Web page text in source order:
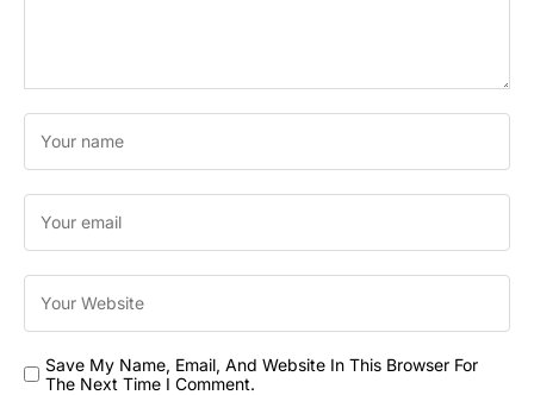
Save My Name, Email, And Website In This Browser For
The Next Time I Comment.